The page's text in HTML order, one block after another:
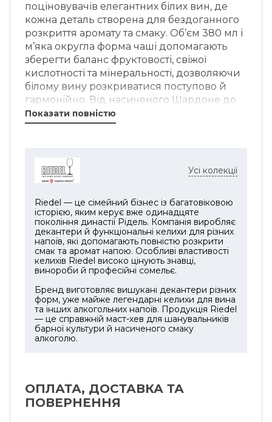
поціновувачів елегантних білих вин, де
кожна деталь створена для бездоганного
розкриття аромату та смаку. Об’єм 380 мл і
м’яка округла форма чаші допомагають
зберегти баланс фруктовості, свіжої
кислотності та мінеральності, дозволяючи
білому вину розкриватися поступово й
гармонійно. Від насиченого Шардоне до
витонченого Совіньйон Блан чи Піно
Гріджо — келих підкреслює характер
Колекція Bellorotondo вирізняється
поєднують естетику та функціональність.
Простір усередині чаші дозволяє вину
«дихати», розкриваючи ароматичну
глибину, текстуру та чистоту смаку.
Витончена ніжка й ідеально збалансовані
пропорції надають келиху особливої
Кришталеве скло забезпечує виняткову
прозорість, блиск і преміальні тактильні
відчуття. Кожен келих RIEDEL Manufaktur
природні варіації чи мікроскопічні
особливості скла підкреслюють
Показати повністю
Усі колекції
Riedel — це сімейний бізнес із багатовіковою
історією, яким керує вже одинадцяте
покоління династії Рідель. Компанія виробляє
декантери й функціональні келихи для різних
напоїв, які допомагають повністю розкрити
смак та аромат напою. Особливі властивості
келихів Riedel високо цінують знавці,
винороби й професійні сомельє.
Бренд виготовляє вишукані декантери різних
форм, уже майже легендарні келихи для вина
та інших алкогольних напоїв. Продукція Riedel
— це справжній маст-хев для шанувальників
барної культури й насиченого смаку
алкоголю.
ОПЛАТА, ДОСТАВКА ТА
ПОВЕРНЕННЯ